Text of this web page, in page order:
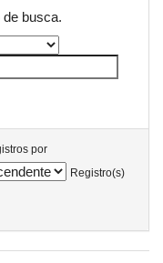
de busca.
por
Registro(s)